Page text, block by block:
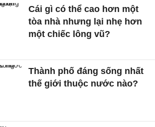
Cái gì có thể cao hơn một
tòa nhà nhưng lại nhẹ hơn
một chiếc lông vũ?
Thành phố đáng sống nhất
thế giới thuộc nước nào?